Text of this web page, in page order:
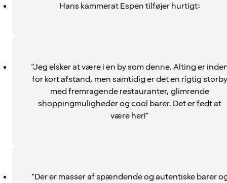
Hans kammerat Espen tilføjer hurtigt:
"Jeg elsker at være i en by som denne. Alting er
for kort afstand, men samtidig er det en rigtig storby
med fremragende restauranter, glimrende
shoppingmuligheder og cool barer. Det er fedt at
være her!"
"Der er masser af spændende og autentiske barer